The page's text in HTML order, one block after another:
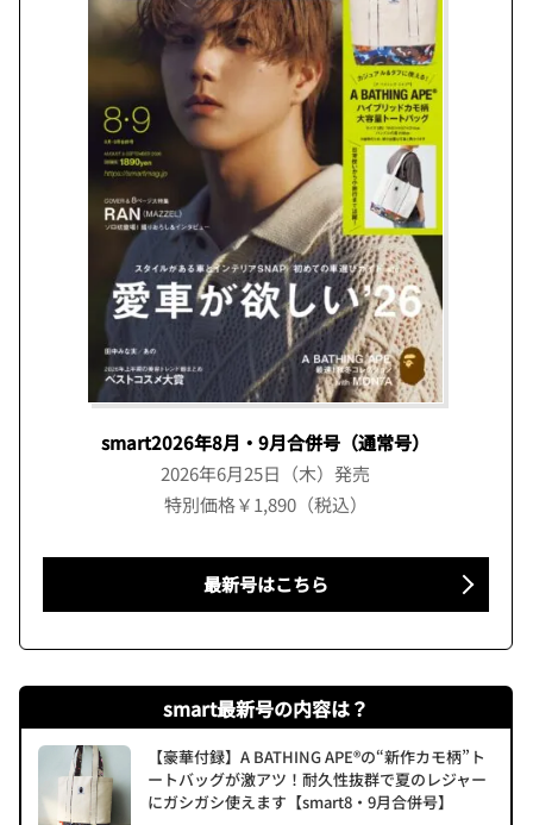
smart2026年8月・9月合併号（通常号）
2026年6月25日（木）発売
特別価格￥1,890（税込）
最新号はこちら
smart最新号の内容は？
【豪華付録】A BATHING APE®の“新作カモ柄”ト
ートバッグが激アツ！耐久性抜群で夏のレジャー
にガシガシ使えます【smart8・9月合併号】